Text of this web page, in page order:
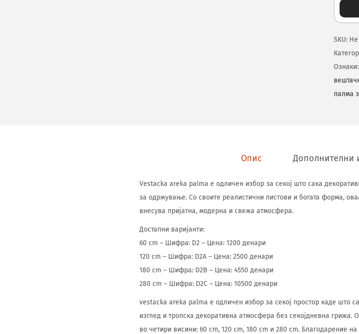
SKU: Не
Ознаки:
палма
Опис Дополнителни
Vestacka areka palma е одличен избор за секој што сака
за одржување. Со своите реалистични листови и богата форма,
внесува пријатна, модерна и свежа атмосфера.
Достапни варијанти:
60 cm – Шифра: D2 – Цена: 1200 денари
120 cm – Шифра: D2A – Цена: 2500 денари
180 cm – Шифра: D2B – Цена: 4550 денари
280 cm – Шифра: D2C – Цена: 10500 денари
vestacka areka palma е одличен избор за секој простор каде што
изглед и тропска декоративна атмосфера без секојдневна грижа.
во четири висини: 60 cm, 120 cm, 180 cm и 280 cm. Благодарение